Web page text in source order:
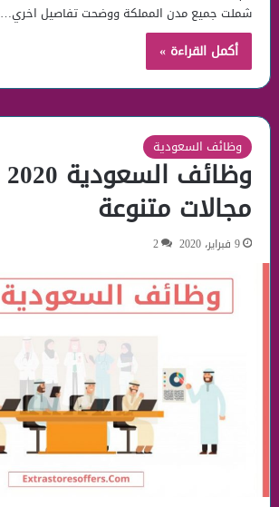
شملت جميع مدن المملكة ووضحت تفاصيل اخري…
أكمل القراءة »
وظائف السعودية
مجالات متنوعة
9 فبراير، 2020 2